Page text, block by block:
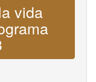
vida